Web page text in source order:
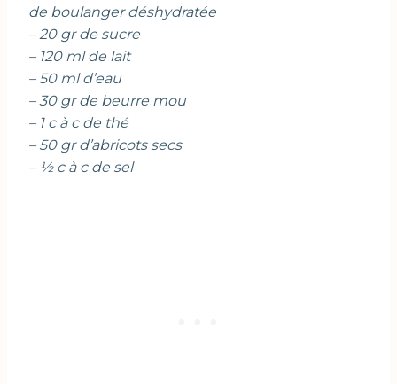
de boulanger déshydratée
– 20 gr de sucre
– 120 ml de lait
– 50 ml d’eau
– 30 gr de beurre mou
– 1 c à c de thé
– 50 gr d’abricots secs
– ½ c à c de sel